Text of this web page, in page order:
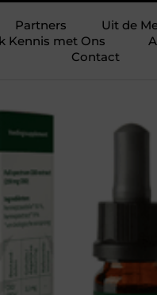
Partners
Uit de
Kennis met Ons
Contact